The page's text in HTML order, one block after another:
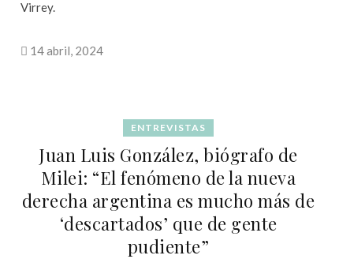
Virrey.
14 abril, 2024
ENTREVISTAS
Juan Luis González, biógrafo de
Milei: “El fenómeno de la nueva
derecha argentina es mucho más de
‘descartados’ que de gente
pudiente”